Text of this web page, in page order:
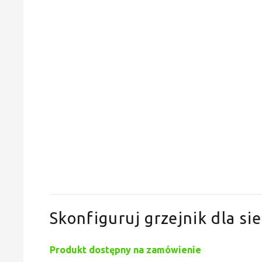
Skonfiguruj grzejnik dla
Produkt dostępny na zamówienie